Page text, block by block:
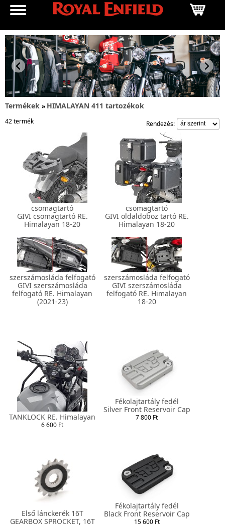
Termékek » HIMALAYAN 411 tartozékok
42 termék Rendezés:
csomagtartó
GIVI csomagtartó RE.
Himalayan 18-20
csomagtartó
GIVI oldaldoboz tartó RE.
Himalayan 18-20
szerszámosláda felfogató
GIVI szerszámosláda
felfogató RE. Himalayan
(2021-23)
szerszámosláda felfogató
GIVI szerszámosláda
felfogató RE. Himalayan
18-20
TANKLOCK RE. Himalayan
6 600 Ft
Fékolajtartály fedél
Silver Front Reservoir Cap
7 800 Ft
Első lánckerék 16T
GEARBOX SPROCKET, 16T
Fékolajtartály fedél
Black Front Reservoir Cap
15 600 Ft